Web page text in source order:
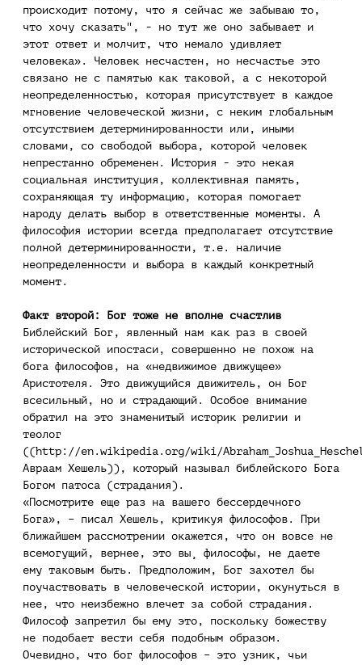
происходит потому, что я сейчас же забываю то,
что хочу сказать", - но тут же оно забывает и
этот ответ и молчит, что немало удивляет
человека». Человек несчастен, но несчастье это
связано не с памятью как таковой, а с некоторой
неопределенностью, которая присутствует в каждое
мгновение человеческой жизни, с неким глобальным
отсутствием детерминированности или, иными
словами, со свободой выбора, которой человек
непрестанно обременен. История - это некая
социальная институция, коллективная память,
сохраняющая ту информацию, которая помогает
народу делать выбор в ответственные моменты. А
философия истории всегда предполагает отсутствие
полной детерминированности, т.е. наличие
неопределенности и выбора в каждый конкретный
момент.
Факт второй: Бог тоже не вполне счастлив
Библейский Бог, явленный нам как раз в своей
исторической ипостаси, совершенно не похож на
бога философов, на «недвижимое движущее»
Аристотеля. Это движущийся движитель, он Бог
всесильный, но и страдающий. Особое внимание
обратил на это знаменитый историк религии и
теолог
((http://en.wikipedia.org/wiki/
Авраам Хешель)), который называл библейского Бога
Богом патоса (страдания).
«Посмотрите еще раз на вашего бессердечного
Бога», – писал Хешель, критикуя философов. При
ближайшем рассмотрении окажется, что он вовсе не
всемогущий, вернее, это вы¸ философы, не даете
ему таковым быть. Предположим, Бог захотел бы
поучаствовать в человеческой истории, окунуться в
нее, что неизбежно влечет за собой страдания.
Философ запретил бы ему это, поскольку божеству
не подобает вести себя подобным образом.
Очевидно, что бог философов – это узник, чьи